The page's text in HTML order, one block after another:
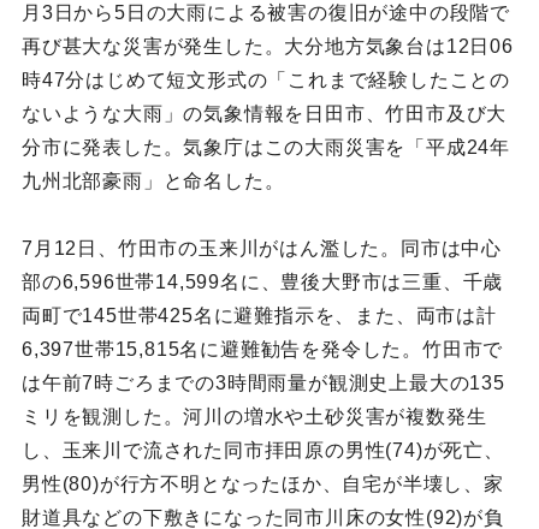
月3日から5日の大雨による被害の復旧が途中の段階で
再び甚大な災害が発生した。大分地方気象台は12日06
時47分はじめて短文形式の「これまで経験したことの
ないような大雨」の気象情報を日田市、竹田市及び大
分市に発表した。気象庁はこの大雨災害を「平成24年
九州北部豪雨」と命名した。
7月12日、竹田市の玉来川がはん濫した。同市は中心
部の6,596世帯14,599名に、豊後大野市は三重、千歳
両町で145世帯425名に避難指示を、また、両市は計
6,397世帯15,815名に避難勧告を発令した。竹田市で
は午前7時ごろまでの3時間雨量が観測史上最大の135
ミリを観測した。河川の増水や土砂災害が複数発生
し、玉来川で流された同市拝田原の男性(74)が死亡、
男性(80)が行方不明となったほか、自宅が半壊し、家
財道具などの下敷きになった同市川床の女性(92)が負